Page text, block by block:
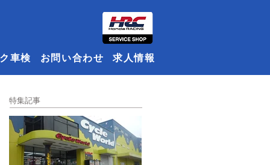
車検 お問い合わせ 求人情報
特集記事